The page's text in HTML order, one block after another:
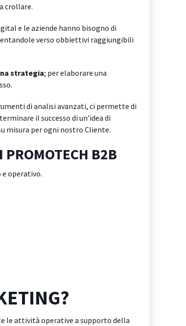
crollare.
e le aziende hanno bisogno di
verso obbiettivi raggiungibili
strategia; per elaborare una
di analisi avanzati, ci permette di
il successo di un’idea di
misura per ogni nostro Cliente.
PROMOTECH B2B
operativo.
le attività operative a supporto della